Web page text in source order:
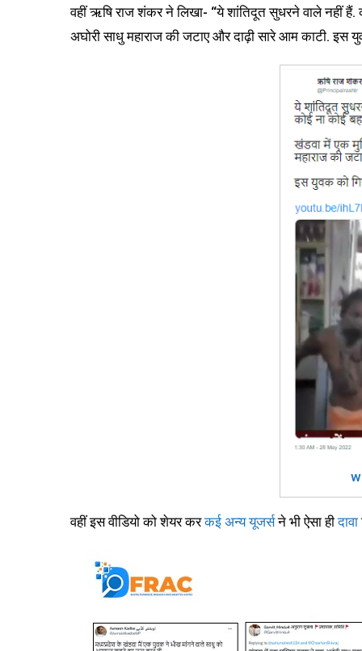
वहीं ऋषि राज शंकर ने लिखा- “ये शांतिदूत सुधरने वाले नहीं
अघोरी साधु महाराज की जटाए और दाढ़ी सारे आम काटी. इस
वहीं इस वीडियो को शेयर करकई अन्य यूजर्सने भी ऐसा हीदावा